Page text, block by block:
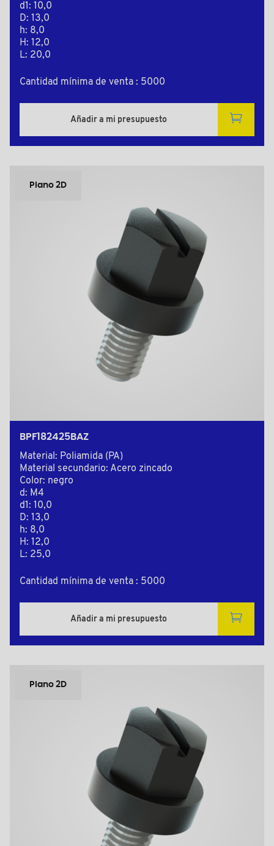
d1: 10,0
D: 13,0
h: 8,0
H: 12,0
L: 20,0
Cantidad mínima de venta : 5000
Añadir a mi presupuesto
Plano 2D
BPF182425BAZ
Material: Poliamida (PA)
Material secundario: Acero zincado
Color: negro
d: M4
d1: 10,0
D: 13,0
h: 8,0
H: 12,0
L: 25,0
Cantidad mínima de venta : 5000
Añadir a mi presupuesto
Plano 2D